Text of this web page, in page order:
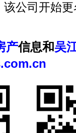
该公司开始
产信息和吴